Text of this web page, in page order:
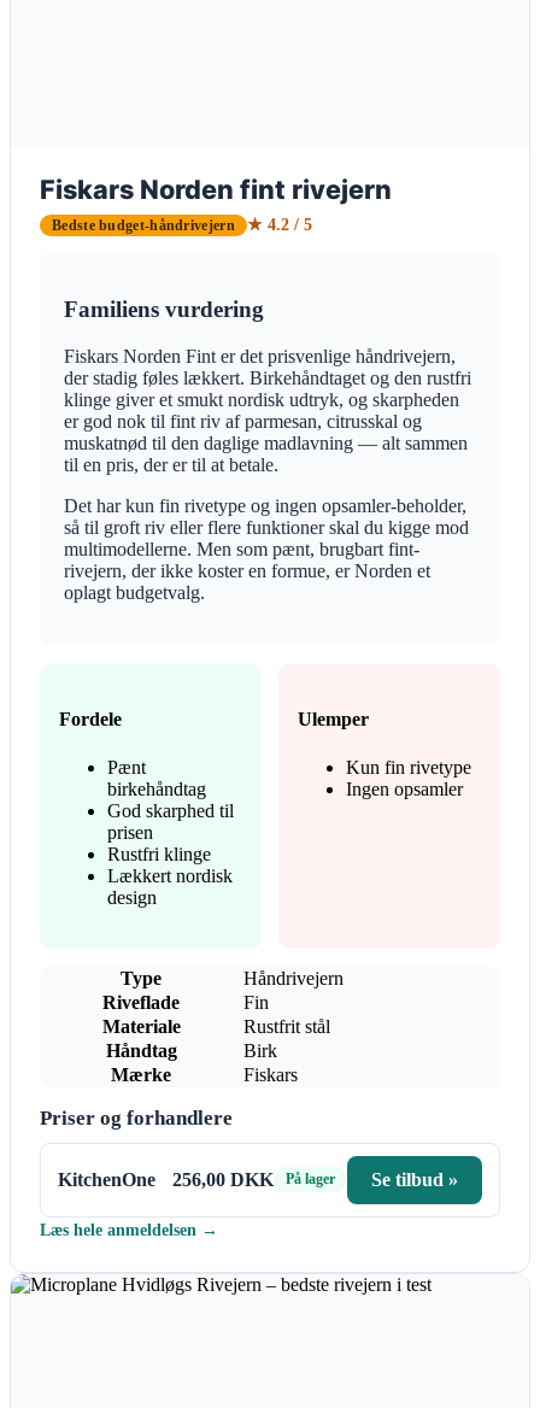
Fiskars Norden fint rivejern
Bedste budget-håndrivejern ★ 4.2 / 5
Familiens vurdering
Fiskars Norden Fint er det prisvenlige håndrivejern,
der stadig føles lækkert. Birkehåndtaget og den rustfri
klinge giver et smukt nordisk udtryk, og skarpheden
er god nok til fint riv af parmesan, citrusskal og
muskatnød til den daglige madlavning — alt sammen
til en pris, der er til at betale.
Det har kun fin rivetype og ingen opsamler-beholder,
så til groft riv eller flere funktioner skal du kigge mod
multimodellerne. Men som pænt, brugbart fint-
rivejern, der ikke koster en formue, er Norden et
oplagt budgetvalg.
Fordele
Pænt
birkehåndtag
God skarphed til
prisen
Rustfri klinge
Lækkert nordisk
design
Ulemper
Kun fin rivetype
Ingen opsamler
Type
Håndrivejern
Riveflade
Fin
Materiale
Rustfrit stål
Håndtag
Birk
Mærke
Fiskars
Priser og forhandlere
KitchenOne 256,00 DKK På lager Se tilbud »
Læs hele anmeldelsen →